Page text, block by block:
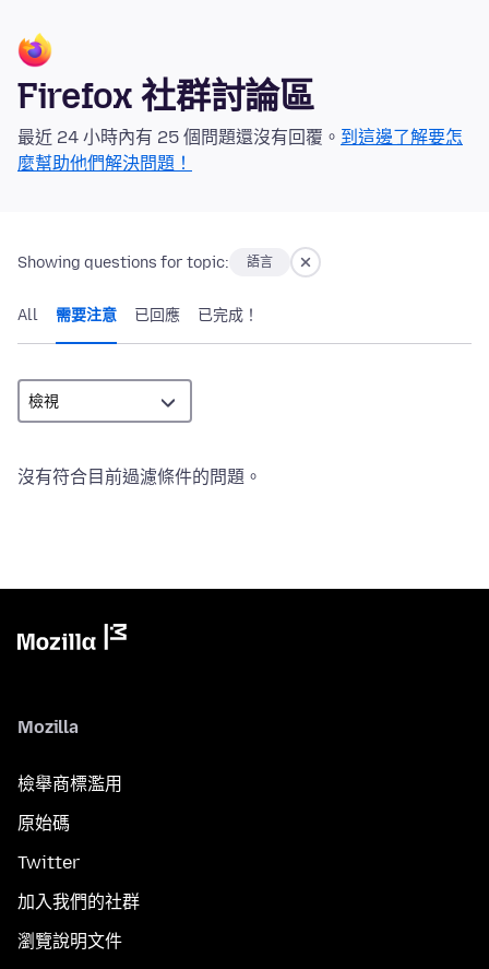
Firefox 社群討論區
最近 24 小時內有 25 個問題還沒有回覆。 到這邊了解要怎
麼幫助他們解決問題！
Showing questions for topic: 語言
All 需要注意 已回應 已完成！
沒有符合目前過濾條件的問題。
Mozilla
檢舉商標濫用
原始碼
Twitter
加入我們的社群
瀏覽說明文件